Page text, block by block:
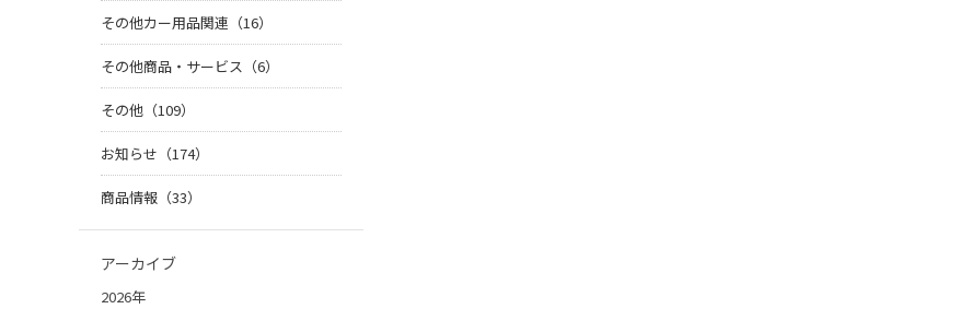
その他カー用品関連（16）
その他商品・サービス（6）
その他（109）
お知らせ（174）
商品情報（33）
アーカイブ
2026年